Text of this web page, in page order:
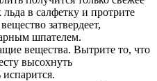
в салфетку и протрите
затвердеет,
шпателем.
вещества. Вытрите то, что
высохнуть
испарится.